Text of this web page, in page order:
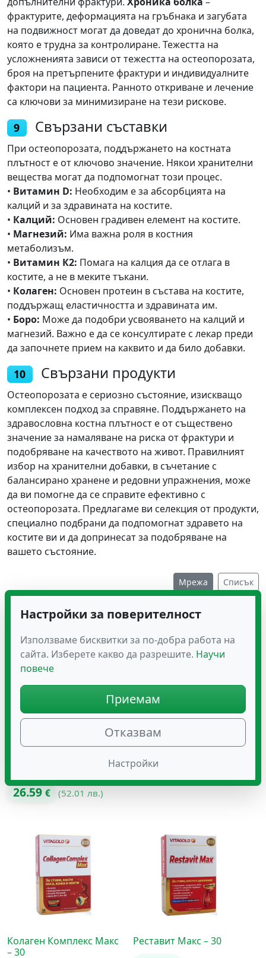
фрактурите, деформацията на гръбнака и загубата
на подвижност могат да доведат до хронична болка,
която е трудна за контролиране. Тежестта на
усложненията зависи от тежестта на остеопорозата,
броя на претърпените фрактури и индивидуалните
фактори на пациента. Ранното откриване и лечение
са ключови за минимизиране на тези рискове.
9 Свързани съставки
При остеопорозата, поддържането на костната
плътност е от ключово значение. Някои хранителни
вещества могат да подпомогнат този процес.
• Витамин D: Необходим е за абсорбцията на
калций и за здравината на костите.
• Калций: Основен градивен елемент на костите.
• Магнезий: Има важна роля в костния
метаболизъм.
• Витамин К2: Помага на калция да се отлага в
костите, а не в меките тъкани.
• Колаген: Основен протеин в състава на костите,
поддържащ еластичността и здравината им.
• Боро: Може да подобри усвояването на калций и
магнезий. Важно е да се консултирате с лекар преди
да започнете прием на каквито и да било добавки.
10 Свързани продукти
Остеопорозата е сериозно състояние, изискващо
комплексен подход за справяне. Поддържането на
здравословна костна плътност е от съществено
значение за намаляване на риска от фрактури и
подобряване на качеството на живот. Правилният
избор на хранителни добавки, в съчетание с
балансирано хранене и редовни упражнения, може
да ви помогне да се справите ефективно с
остеопорозата. Предлагаме ви селекция от продукти,
специално подбрани да подпомогнат здравето на
костите ви и да допринесат за подобряване на
вашето състояние.
Мрежа Списък
Зеофит Х – Зеолит на
естествен детокс и
26.59 € (52.01 лв.)
Здравитал БОРАЛИН-4
19.84
Колаген Комплекс Макс
– 30
Реставит Макс – 30
Настройки за поверителност
Използваме бисквитки за по-добра работа на
сайта. Изберете какво да разрешите. Научи
повече
Приемам
Отказвам
Настройки